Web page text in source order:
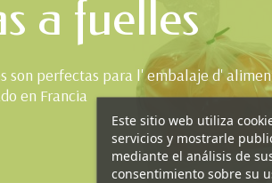
a fuelles
son perfectas para l' embalaje d'
en Francia
Este sitio web utiliza
servicios y mostrarle
mediante el análisis de
consentimiento sobre su